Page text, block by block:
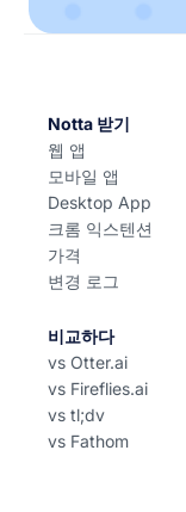
Notta 받기
웹 앱
모바일 앱
Desktop App
크롬 익스텐션
가격
변경 로그
비교하다
vs Otter.ai
vs Fireflies.ai
vs tl;dv
vs Fathom